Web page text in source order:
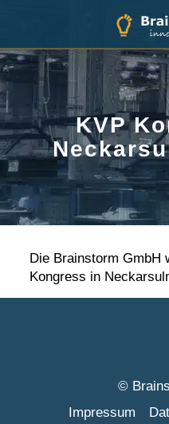
KVP
Die Brainstorm GmbH
Kongress in
©
Impressum